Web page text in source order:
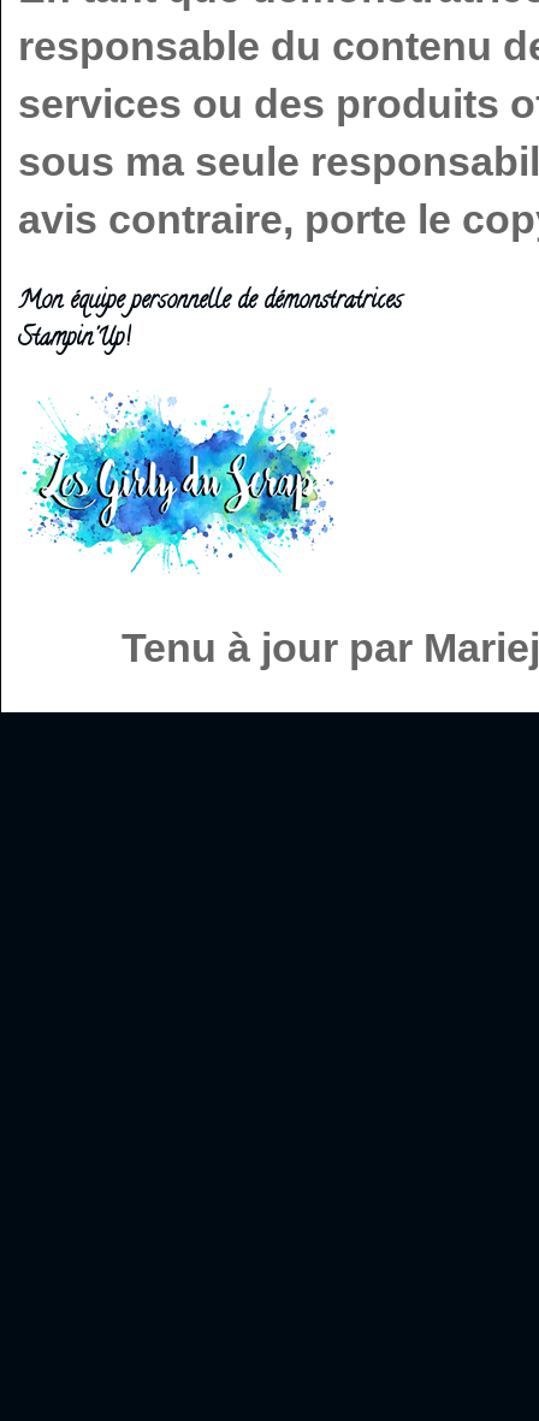
responsable du contenu
services ou des produits
sous ma seule
avis contraire, porte le
Mon équipe personnelle de démonstratrices
Stampin'Up!
Tenu à jour par